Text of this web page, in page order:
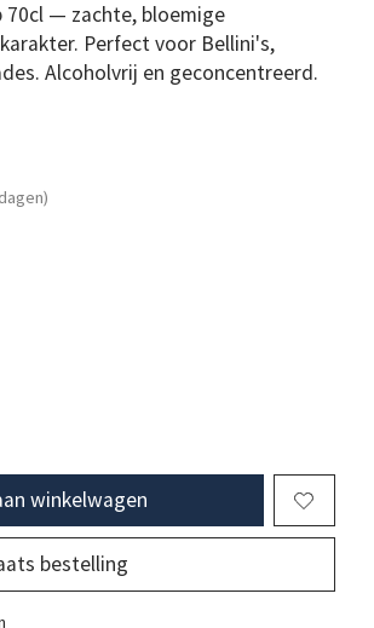
70cl — zachte, bloemige
Perfect voor Bellini's,
Alcoholvrij en geconcentreerd.
is
winkelwagen
bestelling